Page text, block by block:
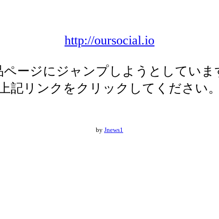
http://oursocial.io
ページにジャンプしようとしていま
記リンクをクリックしてください
by Jnews1